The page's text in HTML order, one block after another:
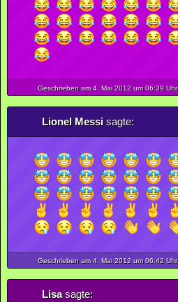
Geschrieben am 4. Mai2012um 06:39 Uhr
Lionel Messisagte:
Geschrieben am 4. Mai2012um 06:42 Uhr
Lisasagte: